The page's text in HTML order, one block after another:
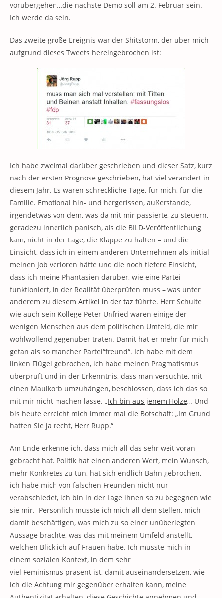
vorübergehen…die nächste Demo soll am 2. Februar sein.
Ich werde da sein.
Das zweite große Ereignis war der Shitstorm, der über mich
aufgrund dieses Tweets hereingebrochen ist:
Ich habe zweimal darüber geschrieben und dieser Satz, kurz
nach der ersten Prognose geschrieben, hat viel verändert in
diesem Jahr. Es waren schreckliche Tage, für mich, für die
Familie. Emotional hin- und hergerissen, außerstande,
irgendetwas von dem, was da mit mir passierte, zu steuern,
geradezu innerlich panisch, als die BILD-Veröffentlichung
kam, nicht in der Lage, die Klappe zu halten – und die
Einsicht, dass ich in einem anderen Unternehmen als initial
meinen Job verloren hätte und die noch tiefere Einsicht,
dass ich meine Phantasien darüber, wie eine Partei
funktioniert, in der Realität überprüfen muss – was unter
anderem zu diesem Artikel in der taz führte. Herr Schulte
wie auch sein Kollege Peter Unfried waren einige der
wenigen Menschen aus dem politischen Umfeld, die mir
wohlwollend gegenüber traten. Damit hat er mehr für mich
getan als so mancher Partei“freund“. Ich habe mit dem
linken Flügel gebrochen, ich habe meinen Pragmatismus
überprüft und in der Erkenntnis, dass man versuchte, mit
einen Maulkorb umzuhängen, beschlossen, dass ich das so
mit mir nicht machen lasse. „Ich bin aus jenem Holze„. Und
bis heute erreicht mich immer mal die Botschaft: „Im Grund
hatten Sie ja recht, Herr Rupp.“
Am Ende erkenne ich, dass mich all das sehr weit voran
gebracht hat. Politik hat einen anderen Wert, mein Wunsch,
mehr Konkretes zu tun, hat sich endlich Bahn gebrochen,
ich habe mich von falschen Freunden nicht nur
verabschiedet, ich bin in der Lage ihnen so zu begegnen wie
sie mir. Persönlich musste ich mich all dem stellen, mich
damit beschäftigen, was mich zu so einer unüberlegten
Aussage brachte, was das mit meinem Umfeld anstellt,
welchen Blick ich auf Frauen habe. Ich musste mich in
einem sozialen Kontext, in dem sehr
viel Feminismus präsent ist, damit auseinandersetzen, wie
ich die Achtung mir gegenüber erhalten kann, meine